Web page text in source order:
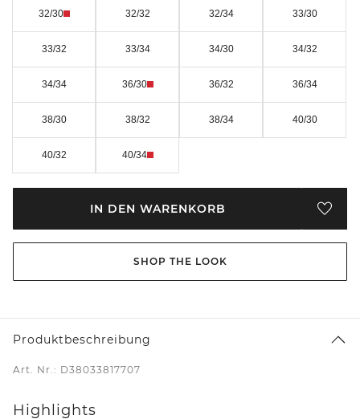
32/30 32/32 32/34 33/30
33/32 33/34 34/30 34/32
34/34 36/30 36/32 36/34
38/30 38/32 38/34 40/30
40/32 40/34
IN DEN WARENKORB
SHOP THE LOOK
Produktbeschreibung
Art. Nr.: D38033817707
Highlights